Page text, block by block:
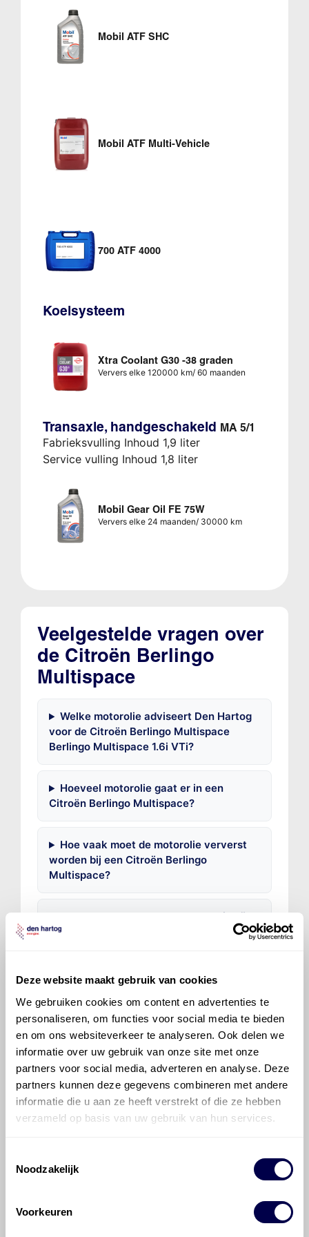
Deze website maakt gebruik van cookies
We gebruiken cookies om content en advertenties te
personaliseren, om functies voor social media te bieden
en om ons websiteverkeer te analyseren. Ook delen we
informatie over uw gebruik van onze site met onze
partners voor social media, adverteren en analyse. Deze
partners kunnen deze gegevens combineren met andere
informatie die u aan ze heeft verstrekt of die ze hebben
verzameld op basis van uw gebruik van hun services.
Noodzakelijk
Voorkeuren
Mobil ATF SHC
Mobil ATF Multi-Vehicle
700 ATF 4000
Koelsysteem
Xtra Coolant G30 -38 graden
Ververs elke 120000 km/ 60 maanden
Transaxle, handgeschakeld MA 5/1
Fabrieksvulling Inhoud 1,9 liter
Service vulling Inhoud 1,8 liter
Mobil Gear Oil FE 75W
Ververs elke 24 maanden/ 30000 km
Veelgestelde vragen over
de Citroën Berlingo
Multispace
Welke motorolie adviseert Den Hartog
voor de Citroën Berlingo Multispace
Berlingo Multispace 1.6i VTi?
Hoeveel motorolie gaat er in een
Citroën Berlingo Multispace?
Hoe vaak moet de motorolie ververst
worden bij een Citroën Berlingo
Multispace?
Voor welke onderdelen van de Citroën
Berlingo Multispace is productadvies
©Olyslager Alle rechten voorbehouden. Deze
informatie mag noch geheel noch gedeeltelijk worden
gereproduceerd, opgeslagen in een database of op
andere manieren worden overgedragen zonder
voorafgaande schriftelijke toestemming van Olyslager
en compleet mogelijk zijn, wordt geen
aansprakelijkheid aanvaard, anders dan waartoe een
veroorzaakt door fouten of omissies in de verstrekte
informatie. Door deze olieaanbevelingsinformatie te